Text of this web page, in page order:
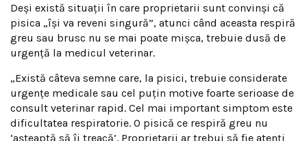
Deși există situații în care proprietarii sunt convinși că
pisica „își va reveni singură”, atunci când aceasta respiră
greu sau brusc nu se mai poate mișca, trebuie dusă de
urgență la medicul veterinar.
„Există câteva semne care, la pisici, trebuie considerate
urgențe medicale sau cel puțin motive foarte serioase de
consult veterinar rapid. Cel mai important simptom este
dificultatea respiratorie. O pisică ce respiră greu nu
‘așteaptă să îi treacă’. Proprietarii ar trebui să fie atenți